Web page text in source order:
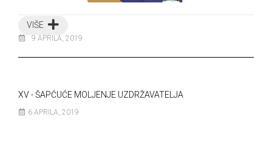
VIŠE
9 APRILA, 2019
XV - ŠAPĆUĆE MOLJENJE UZDRŽAVATELJA
6 APRILA, 2019